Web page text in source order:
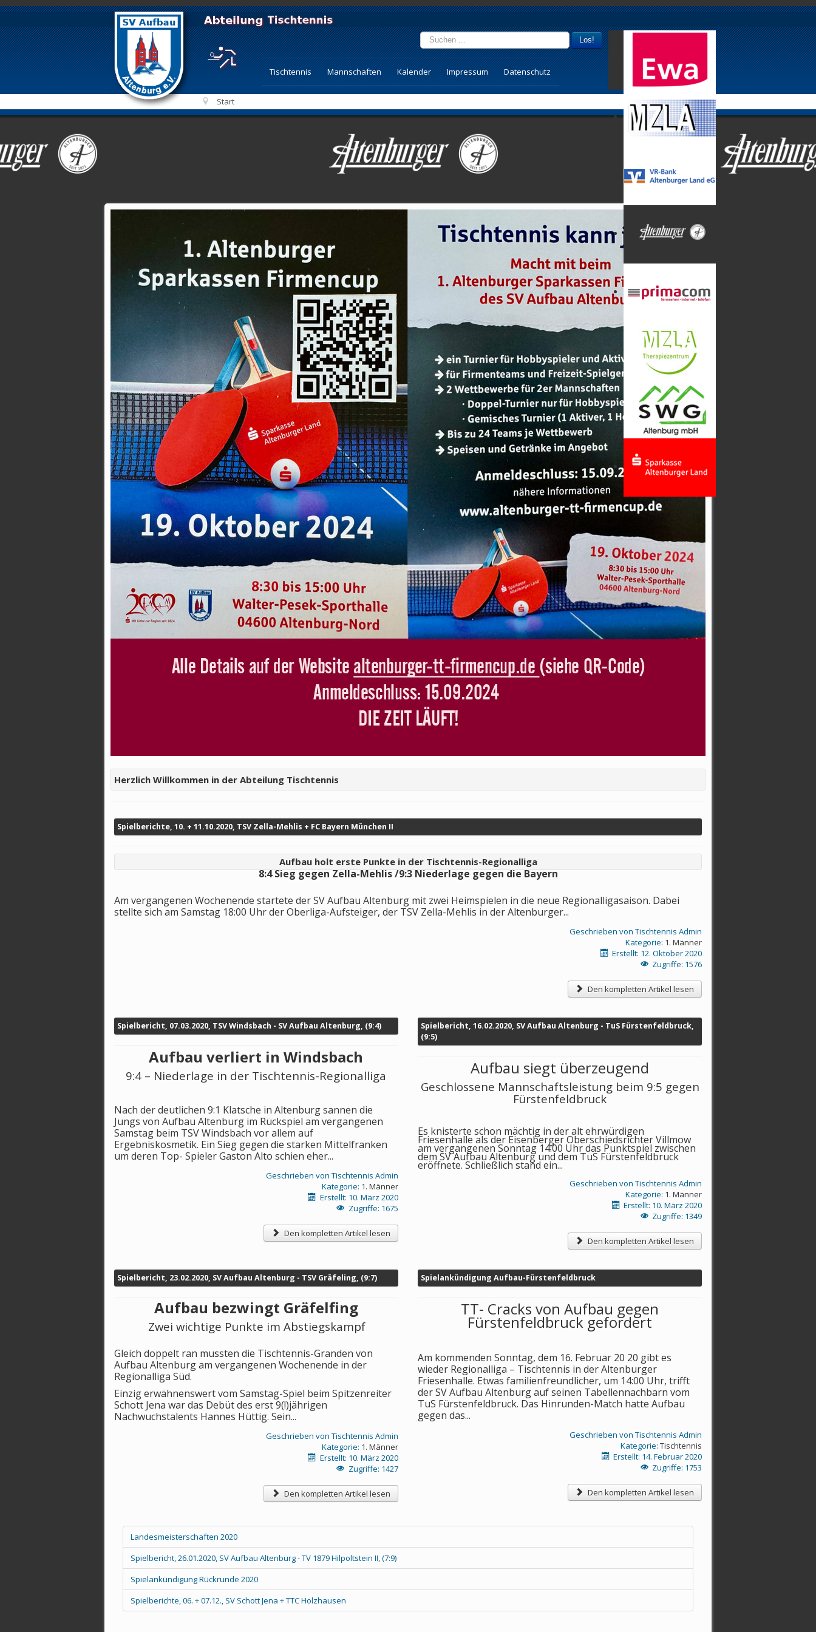
Suchen
...
Los!
Tischtennis Mannschaften Kalender Impressum Datenschutz
Start
Herzlich Willkommen in der Abteilung Tischtennis
Spielberichte, 10. + 11.10.2020, TSV Zella-Mehlis + FC Bayern München II
Aufbau holt erste Punkte in der Tischtennis-Regionalliga
8:4Sieg gegen Zella-Mehlis/9:3Niederlage gegen die Bayern
Am vergangenen Wochenende startete der SV Aufbau Altenburg mit zwei Heimspielen in die neue Regionalligasaison. Dabei
stellte sich am Samstag 18:00 UhrderOberliga-Aufsteiger, der TSV Zella-Mehlis in der Altenburger...
Geschrieben von Tischtennis Admin
Kategorie: 1. Männer
Erstellt: 12. Oktober 2020
Zugriffe: 1576
Den kompletten Artikel lesen
Spielbericht, 07.03.2020, TSV Windsbach - SV Aufbau Altenburg, (9:4)
Aufbau verliert in Windsbach
9:4 – Niederlage in der Tischtennis-Regionalliga
Nach der deutlichen 9:1 Klatsche in Altenburg sannen die
Jungs von Aufbau Altenburg im Rückspiel am vergangenen
Samstag beim TSV Windsbach vor allem auf
Ergebniskosmetik. Ein Sieg gegen die starken Mittelfranken
um deren Top- Spieler Gaston Alto schien eher...
Geschrieben von Tischtennis Admin
Kategorie: 1. Männer
Erstellt: 10. März 2020
Zugriffe: 1675
Den kompletten Artikel lesen
Spielbericht, 16.02.2020, SV Aufbau Altenburg - TuS Fürstenfeldbruck,
(9:5)
Aufbau siegt überzeugend
Geschlossene Mannschaftsleistung beim 9:5 gegen
Fürstenfeldbruck
Es knisterte schon mächtig in der alt ehrwürdigen
Friesenhalle als der Eisenberger Oberschiedsrichter Villmow
am vergangenen Sonntag 14:00 Uhr das Punktspiel zwischen
dem SV Aufbau Altenburg und dem TuS Fürstenfeldbruck
eröffnete. Schließlich stand ein...
Geschrieben von Tischtennis Admin
Kategorie: 1. Männer
Erstellt: 10. März 2020
Zugriffe: 1349
Den kompletten Artikel lesen
Spielbericht, 23.02.2020, SV Aufbau Altenburg - TSV Gräfeling, (9:7)
Aufbau bezwingt Gräfelfing
Zwei wichtige Punkte im Abstiegskampf
Gleich doppelt ran mussten die Tischtennis-Granden von
Aufbau Altenburg am vergangenen Wochenende in der
Regionalliga Süd.
Einzig erwähnenswert vom Samstag-Spiel beim Spitzenreiter
Schott Jena war das Debüt des erst 9(!)jährigen
Nachwuchstalents Hannes Hüttig. Sein...
Geschrieben von Tischtennis Admin
Kategorie: 1. Männer
Erstellt: 10. März 2020
Zugriffe: 1427
Den kompletten Artikel lesen
Spielankündigung Aufbau-Fürstenfeldbruck
TT- Cracks von Aufbau gegen
Fürstenfeldbruck gefordert
Am kommendenSonntag, dem 16. Februar 20 20 gibt es
wieder Regionalliga – Tischtennis in der Altenburger
Friesenhalle. Etwas familienfreundlicher, um 14:00 Uhr, trifft
der SV Aufbau Altenburg auf seinen Tabellennachbarn vom
TuS Fürstenfeldbruck. Das Hinrunden-Match hatte Aufbau
gegen das...
Geschrieben von Tischtennis Admin
Kategorie: Tischtennis
Erstellt: 14. Februar 2020
Zugriffe: 1753
Den kompletten Artikel lesen
Landesmeisterschaften 2020
Spielbericht, 26.01.2020, SV Aufbau Altenburg - TV 1879 Hilpoltstein II, (7:9)
Spielankündigung Rückrunde 2020
Spielberichte, 06. + 07.12., SV Schott Jena + TTC Holzhausen